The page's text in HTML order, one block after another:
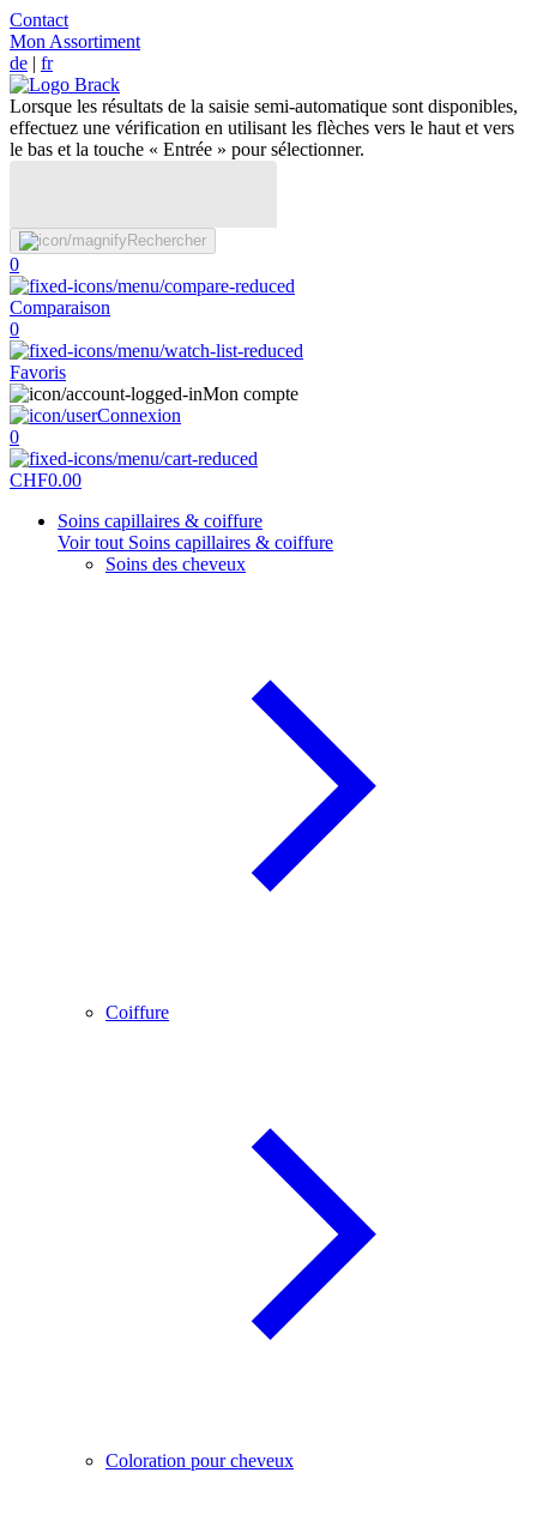
Contact
Mon Assortiment
de | fr
Lorsque les résultats de la saisie semi-automatique sont disponibles,
effectuez une vérification en utilisant les flèches vers le haut et vers
le bas et la touche « Entrée » pour sélectionner.
Rechercher
0
Comparaison
0
Favoris
Mon compte
Connexion
0
CHF0.00
Soins capillaires & coiffure
Voir tout Soins capillaires & coiffure
Soins des cheveux
Coiffure
Coloration pour cheveux